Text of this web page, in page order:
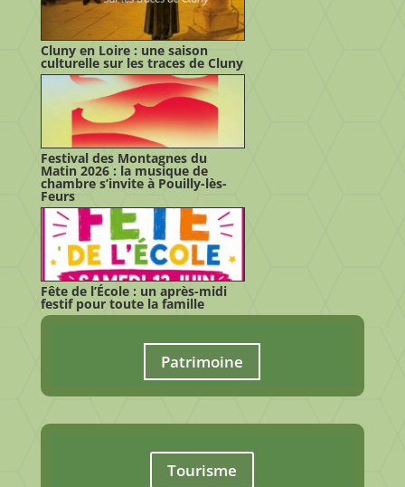
Cluny en Loire : une saison
culturelle sur les traces de Cluny
Festival des Montagnes du
Matin 2026 : la musique de
chambre s’invite à Pouilly-lès-
Feurs
Fête de l’École : un après-midi
festif pour toute la famille
Patrimoine
Tourisme